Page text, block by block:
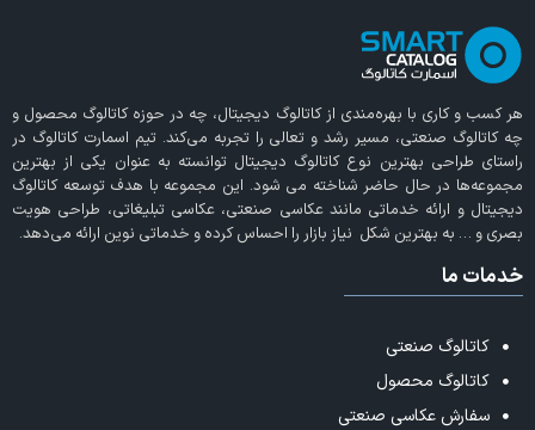
هر کسب و کاری با بهره‌مندی ازکاتالوگ دیجیتال، چه در حوزه کاتالوگ محصول و
چه کاتالوگ صنعتی، مسیر رشد و تعالی را تجربه می‌کند. تیم اسمارت کاتالوگ در
راستای طراحی بهترین نوع کاتالوگ دیجیتال توانسته به عنوان یکی از بهترین
مجموعه‌ها در حال حاضر شناخته می‌ شود. این مجموعه با هدف توسعه کاتالوگ
دیجیتال و ارائه خدماتی مانند عکاسی صنعتی، عکاسی تبلیغاتی، طراحی هویت
بصری و … به بهترین شکل نیاز بازار را احساس کرده و خدماتی نوین ارائه می‌دهد.
خدمات ما
کاتالوگ صنعتی
کاتالوگ محصول
سفارش عکاسی صنعتی